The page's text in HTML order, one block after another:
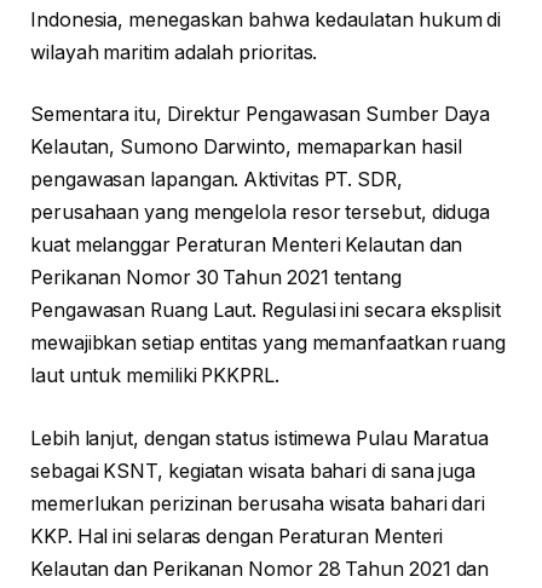
Indonesia, menegaskan bahwa kedaulatan hukum di
wilayah maritim adalah prioritas.
Sementara itu, Direktur Pengawasan Sumber Daya
Kelautan, Sumono Darwinto, memaparkan hasil
pengawasan lapangan. Aktivitas PT. SDR,
perusahaan yang mengelola resor tersebut, diduga
kuat melanggar Peraturan Menteri Kelautan dan
Perikanan Nomor 30 Tahun 2021 tentang
Pengawasan Ruang Laut. Regulasi ini secara eksplisit
mewajibkan setiap entitas yang memanfaatkan ruang
laut untuk memiliki PKKPRL.
Lebih lanjut, dengan status istimewa Pulau Maratua
sebagai KSNT, kegiatan wisata bahari di sana juga
memerlukan perizinan berusaha wisata bahari dari
KKP. Hal ini selaras dengan Peraturan Menteri
Kelautan dan Perikanan Nomor 28 Tahun 2021 dan